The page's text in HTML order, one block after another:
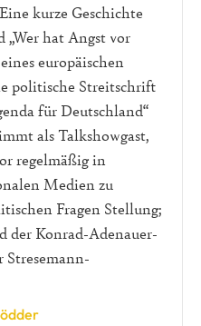
kurze Geschichte
„Wer hat Angst vor
europäischen
politische Streitschrift
für Deutschland“
als Talkshowgast,
regelmäßig in
Medien zu
Fragen Stellung;
der Konrad-Adenauer-
Stresemann-